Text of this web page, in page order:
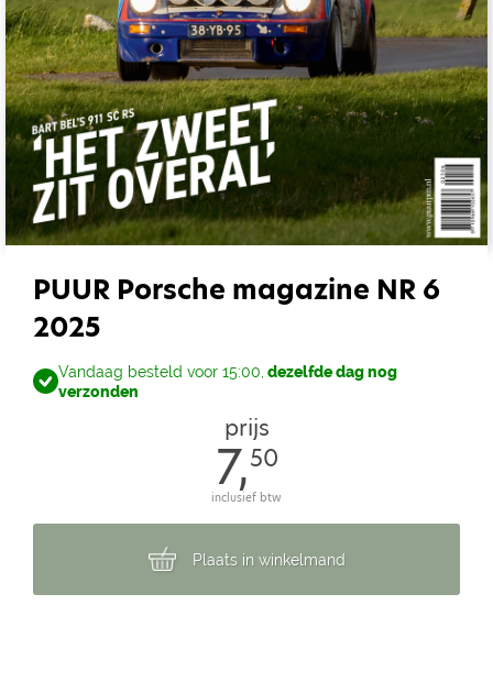
PUUR Porsche magazine NR 6
2025
Vandaag besteld voor 15:00, dezelfde dag nog
verzonden
prijs
7,50
inclusief btw
Plaats in winkelmand